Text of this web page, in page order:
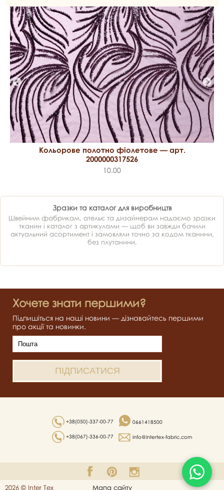
Кольорове полотно фіолетове — арт.
2000000317526
10.00
Зразки та каталог для виробництв
Швейним фабрикам, ательє та дизайнерам надаємо зразки
тканин і каталог з артикулами — щоб ви завжди бачили
актуальний асортимент і замовляли точно за кодом тканини,
без плутанини.
Хочете знати першими?
Підпишіться на наші новини — дізнавайтесь першими
про акції та новинки.
+38(050)-337-00-77
+38(067)-336-00-77
0661418500
info@intertex-fabric.com
2026 © Inter Tex Мапа сайту